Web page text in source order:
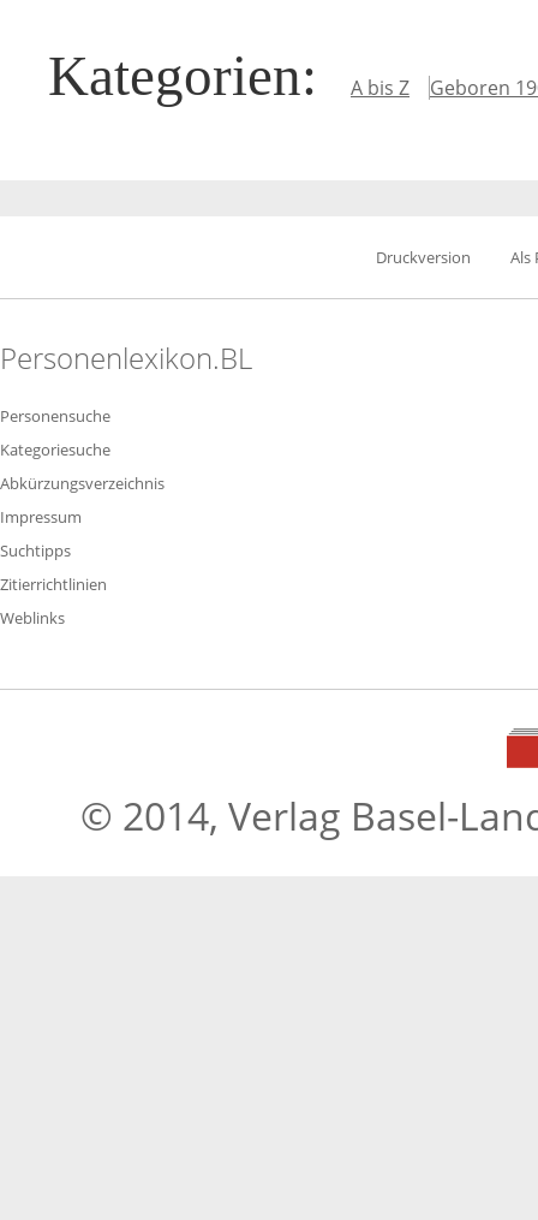
Kategorien: A bis Z Geboren
Druckversion Als
Personenlexikon.BL
Personensuche
Kategoriesuche
Abkürzungsverzeichnis
Impressum
Suchtipps
Zitierrichtlinien
Weblinks
© 2014, Verlag Basel-